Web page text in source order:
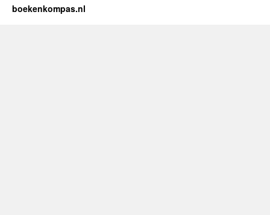
boekenkompas.nl